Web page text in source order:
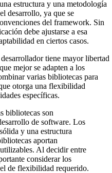
estructura y una metodología
desarrollo, ya que se
del framework. Sin
debe ajustarse a esa
en ciertos casos.
tiene mayor libertad
mejor se adapten a los
varias bibliotecas para
otorga una flexibilidad
específicas.
bibliotecas son
de software. Los
y una estructura
aportan
Al decidir entre
considerar los
de flexibilidad requerido.